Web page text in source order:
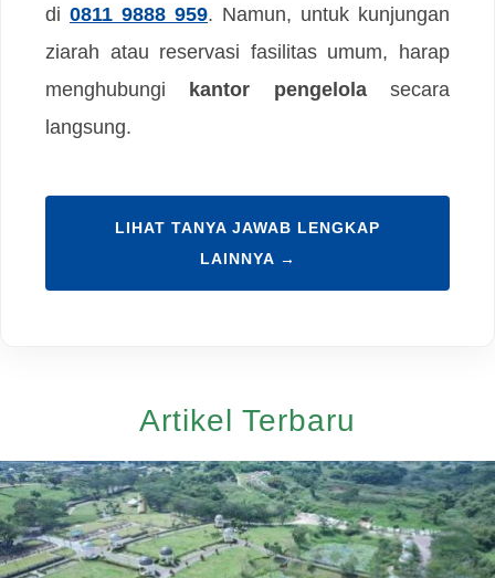
di 0811 9888 959. Namun, untuk kunjungan
ziarah atau reservasi fasilitas umum, harap
menghubungi
kantor pengelolasecara
langsung.
LIHAT TANYA JAWAB LENGKAP
LAINNYA →
Artikel Terbaru